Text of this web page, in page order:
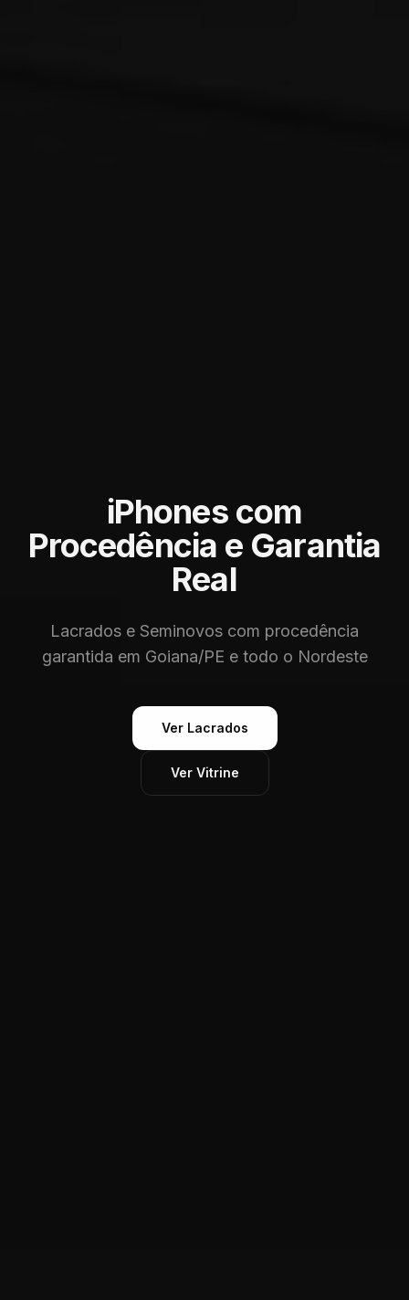
iPhones com
Procedência e Garantia
Real
Lacrados e Seminovos com procedência
garantida em Goiana/PE e todo o Nordeste
Ver Lacrados
Ver Vitrine